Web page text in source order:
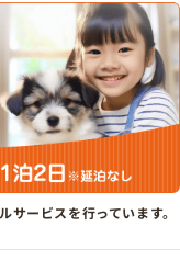
サービスを行っています。